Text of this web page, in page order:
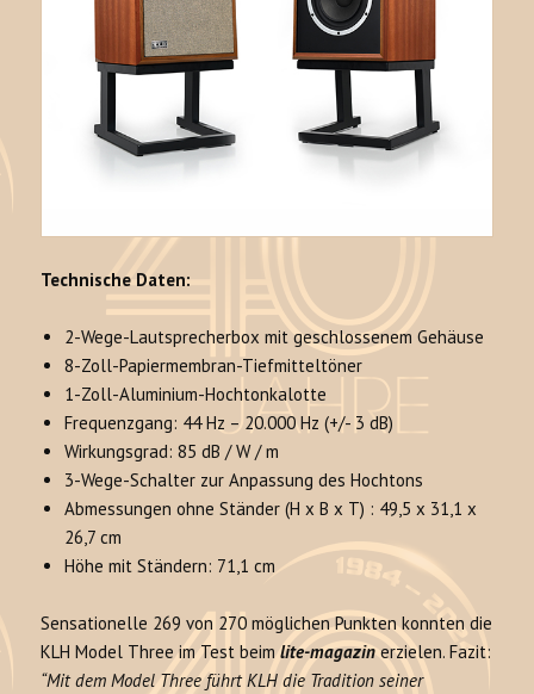
Technische Daten:
2-Wege-Lautsprecherbox mit geschlossenem Gehäuse
8-Zoll-Papiermembran-Tiefmitteltöner
1-Zoll-Aluminium-Hochtonkalotte
Frequenzgang: 44 Hz – 20.000 Hz (+/- 3 dB)
Wirkungsgrad: 85 dB / W / m
3-Wege-Schalter zur Anpassung des Hochtons
Abmessungen ohne Ständer (H x B x T) : 49,5 x 31,1 x
26,7 cm
Höhe mit Ständern: 71,1 cm
Sensationelle 269 von 270 möglichen Punkten konnten die
KLH Model Three im Test beimlite-magazinerzielen. Fazit:
“Mit dem Model Three führt KLH die Tradition seiner